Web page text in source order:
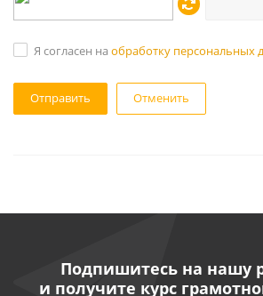
Я согласен на обработку персональных
Отменить
Подпишитесь на нашу
и получите курс